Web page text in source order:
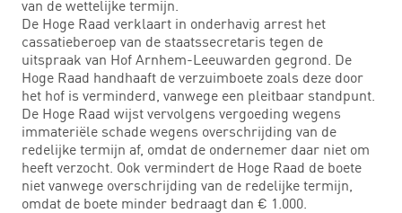
van de wettelijke termijn.
De Hoge Raad verklaart in onderhavig arrest het
cassatieberoep van de staatssecretaris tegen de
uitspraak van Hof Arnhem-Leeuwarden gegrond. De
Hoge Raad handhaaft de verzuimboete zoals deze door
het hof is verminderd, vanwege een pleitbaar standpunt.
De Hoge Raad wijst vervolgens vergoeding wegens
immateriële schade wegens overschrijding van de
redelijke termijn af, omdat de ondernemer daar niet om
heeft verzocht. Ook vermindert de Hoge Raad de boete
niet vanwege overschrijding van de redelijke termijn,
omdat de boete minder bedraagt dan € 1.000.